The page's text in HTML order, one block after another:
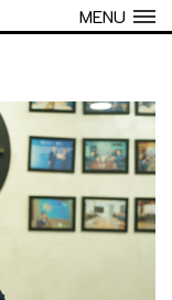
MENU